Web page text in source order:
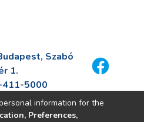
Szabó
1.
5000
information for the
Preferences,